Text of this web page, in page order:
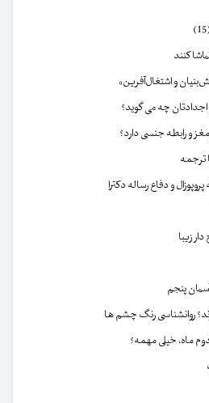
چه می گوید؟
و رابطه جنسی دارد؟
ترجمه
و دفاع رساله دکترا
زیبا
پنجم
روانشناسی رنگ چشم ها
ماه، خیلی مهمه؟